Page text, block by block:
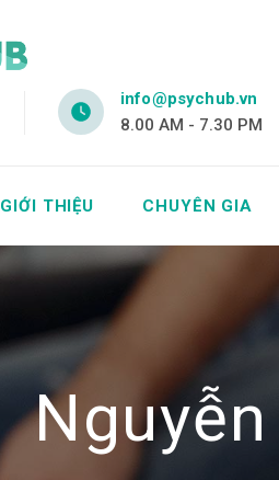
info@psychub.vn
8.00 AM - 7.30 PM
GIỚI THIỆU CHUYÊN GIA